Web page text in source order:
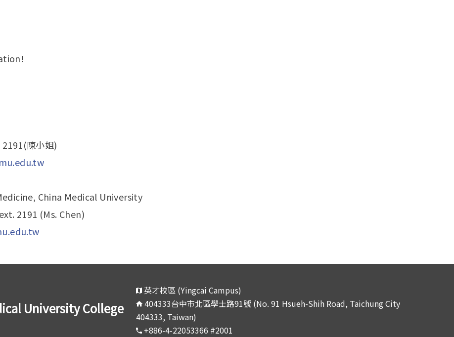
陳小姐)
China Medical University
2191 (Ms. Chen)
University College
英才校區 (Yingcai Campus)
404333台中市北區學士路91號 (No. 91 Hsueh-Shih Road, Taichung City
404333, Taiwan)
+886-4-22053366 #2001